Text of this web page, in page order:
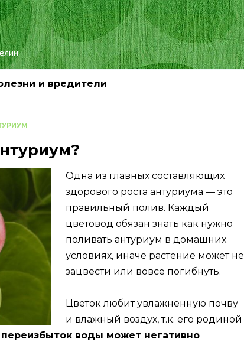
и вредители
Одна из главных составляющих
здорового роста антуриума — это
правильный полив. Каждый
цветовод обязан знать как нужно
поливать антуриум в домашних
условиях, иначе растение может не
зацвести или вовсе погибнуть.
Цветок любит увлажненную почву
и влажный воздух, т.к. его родиной
воды может негативно